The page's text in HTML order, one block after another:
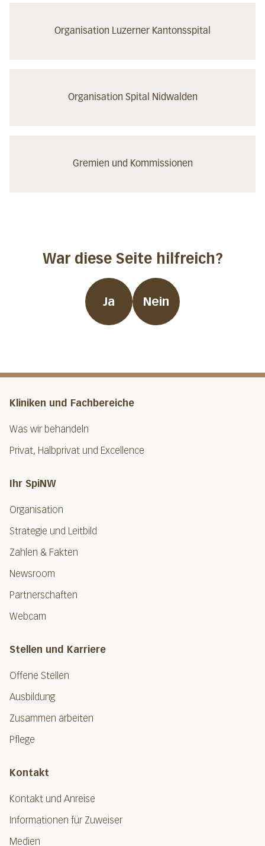
Organisation Luzerner Kantonsspital
Organisation Spital Nidwalden
Gremien und Kommissionen
War diese Seite hilfreich?
Ja Nein
Kliniken und Fachbereiche
Was wir behandeln
Privat, Halbprivat und Excellence
Ihr SpiNW
Organisation
Strategie und Leitbild
Zahlen & Fakten
Newsroom
Partnerschaften
Webcam
Stellen und Karriere
Offene Stellen
Ausbildung
Zusammen arbeiten
Pflege
Kontakt
Kontakt und Anreise
Informationen für Zuweiser
Medien